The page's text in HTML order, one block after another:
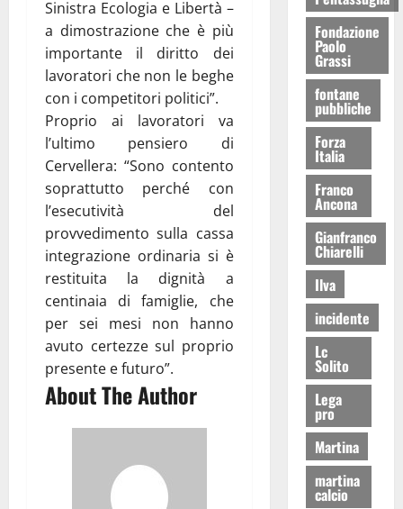
Sinistra Ecologia e Libertà –
a dimostrazione che è più
importante il diritto dei
lavoratori che non le beghe
con i competitori politici”.
Proprio ai lavoratori va
l’ultimo pensiero di
Cervellera: “Sono contento
soprattutto perché con
l’esecutività del
provvedimento sulla cassa
integrazione ordinaria si è
restituita la dignità a
centinaia di famiglie, che
per sei mesi non hanno
avuto certezze sul proprio
presente e futuro”.
About The Author
Fondazione
Paolo
Grassi
fontane
pubbliche
Forza
Italia
Franco
Ancona
Gianfranco
Chiarelli
Ilva
incidente
Lc
Solito
Lega
pro
Martina
martina
calcio